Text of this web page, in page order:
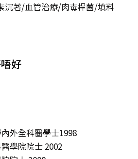
沉著/血管治療/肉毒桿菌/填料
好
外全科醫學士1998
學院院士 2002